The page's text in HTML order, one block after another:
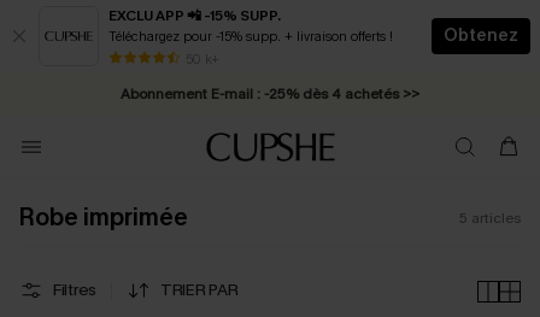
EXCLU APP 📲 -15% SUPP.
Téléchargez pour -15% supp. + livraison offerts !
50 k+
Obtenez
* Livraison éclair 2-3 jours ouvrés >>
Abonnement E-mail : -25% dès 4 achetés >>
Robe imprimée 5 articles
Filtres TRIER PAR